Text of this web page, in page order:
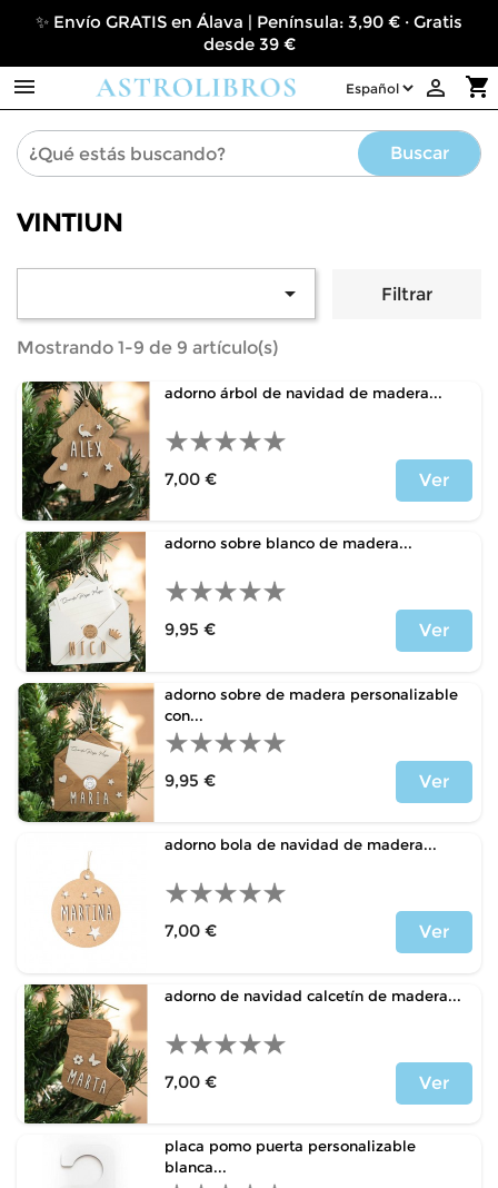
✨ Envío GRATIS en Álava | Península: 3,90 € · Gratis
desde 39 €
 shopping_cart

Buscar
VINTIUN
 Filtrar
Mostrando 1-9 de 9 artículo(s)
adorno árbol de navidad de madera...
7,00 €
Ver
adorno sobre blanco de madera...
9,95 €
Ver
adorno sobre de madera personalizable
con...
9,95 €
Ver
adorno bola de navidad de madera...
7,00 €
Ver
adorno de navidad calcetín de madera...
7,00 €
Ver
placa pomo puerta personalizable
blanca...